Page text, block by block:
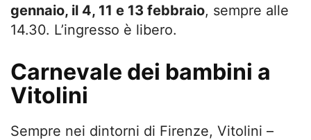
gennaio, il 4, 11 e 13 febbraio, sempre alle
14.30. L’ingresso è libero.
Carnevale dei bambini a
Vitolini
Sempre nei dintorni di Firenze, Vitolini –